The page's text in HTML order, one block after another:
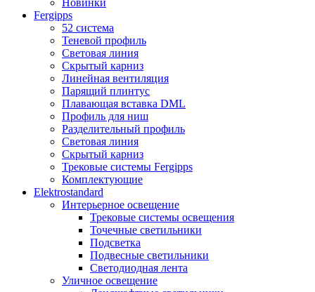
Новинки
Fergipps
52 система
Теневой профиль
Световая линия
Скрытый карниз
Линейная вентиляция
Парящий плинтус
Плавающая вставка DML
Профиль для ниш
Разделительный профиль
Световая линия
Скрытый карниз
Трековые системы Fergipps
Комплектующие
Elektrostandard
Интерьерное освещение
Трековые системы освещения
Точечные светильники
Подсветка
Подвесные светильники
Светодиодная лента
Уличное освещение